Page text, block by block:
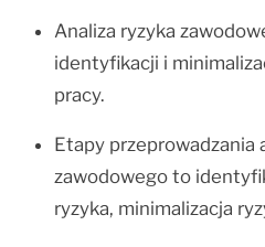
Analiza ryzyka
identyfikacji i
pracy.
Etapy przeprowadzania
zawodowego to
ryzyka, minimalizacja